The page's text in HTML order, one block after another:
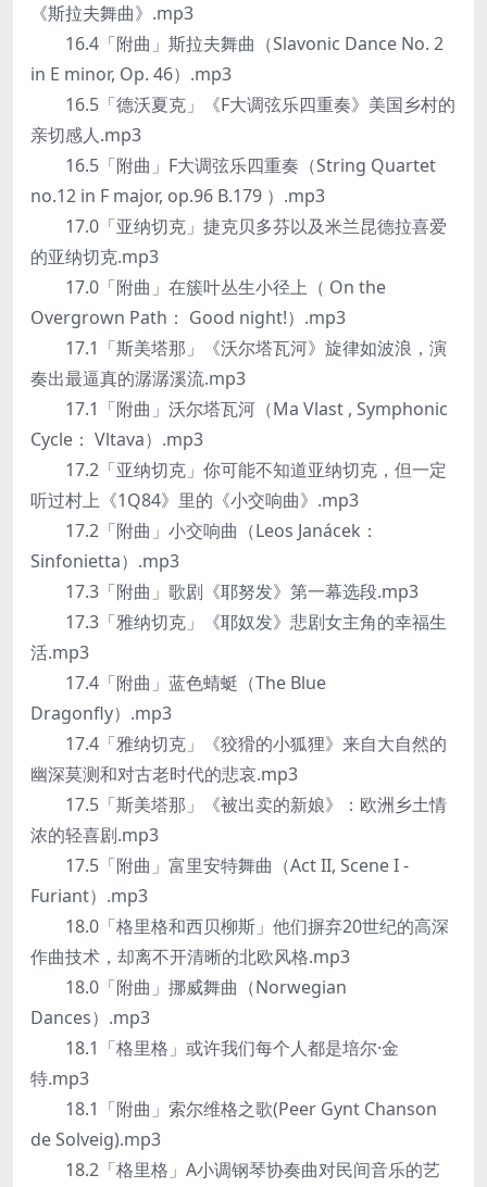
《斯拉夫舞曲》.mp3
16.4「附曲」斯拉夫舞曲（Slavonic Dance No. 2
in E minor, Op. 46）.mp3
16.5「德沃夏克」《F大调弦乐四重奏》美国乡村的
亲切感人.mp3
16.5「附曲」F大调弦乐四重奏（String Quartet
no.12 in F major, op.96 B.179 ）.mp3
17.0「亚纳切克」捷克贝多芬以及米兰昆德拉喜爱
的亚纳切克.mp3
17.0「附曲」在簇叶丛生小径上（ On the
Overgrown Path： Good night!）.mp3
17.1「斯美塔那」《沃尔塔瓦河》旋律如波浪，演
奏出最逼真的潺潺溪流.mp3
17.1「附曲」沃尔塔瓦河（Ma Vlast , Symphonic
Cycle： Vltava）.mp3
17.2「亚纳切克」你可能不知道亚纳切克，但一定
听过村上《1Q84》里的《小交响曲》.mp3
17.2「附曲」小交响曲（Leos Janácek：
Sinfonietta）.mp3
17.3「附曲」歌剧《耶努发》第一幕选段.mp3
17.3「雅纳切克」《耶奴发》悲剧女主角的幸福生
活.mp3
17.4「附曲」蓝色蜻蜓（The Blue
Dragonfly）.mp3
17.4「雅纳切克」《狡猾的小狐狸》来自大自然的
幽深莫测和对古老时代的悲哀.mp3
17.5「斯美塔那」《被出卖的新娘》：欧洲乡土情
浓的轻喜剧.mp3
17.5「附曲」富里安特舞曲（Act II, Scene I -
Furiant）.mp3
18.0「格里格和西贝柳斯」他们摒弃20世纪的高深
作曲技术，却离不开清晰的北欧风格.mp3
18.0「附曲」挪威舞曲（Norwegian
Dances）.mp3
18.1「格里格」或许我们每个人都是培尔·金
特.mp3
18.1「附曲」索尔维格之歌(Peer Gynt Chanson
de Solveig).mp3
18.2「格里格」A小调钢琴协奏曲对民间音乐的艺